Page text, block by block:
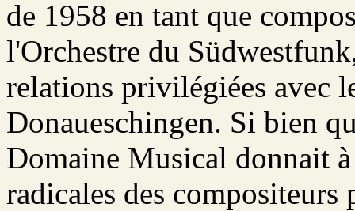
de 1958 en tant que
l'Orchestre du
relations privilégiées avec
Donaueschingen. Si bien
Domaine Musical donnait
radicales des